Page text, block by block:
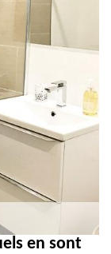
en sont